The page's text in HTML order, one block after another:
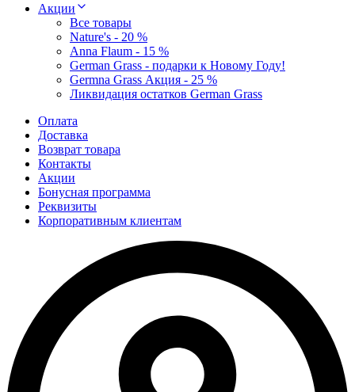
Акции
Все товары
Nature's - 20 %
Anna Flaum - 15 %
German Grass - подарки к Новому Году!
Germna Grass Акция - 25 %
Ликвидация остатков German Grass
Оплата
Доставка
Возврат товара
Контакты
Акции
Бонусная программа
Реквизиты
Корпоративным клиентам